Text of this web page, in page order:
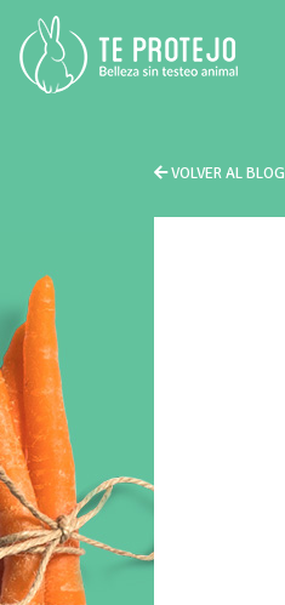
VOLVER AL BLOG